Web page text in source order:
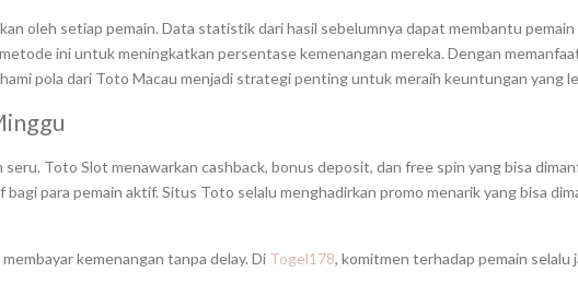
oleh setiap pemain. Data statistik dari hasil sebelumnya dapat membantu
ini untuk meningkatkan persentase kemenangan mereka. Dengan
pola dari Toto Macau menjadi strategi penting untuk meraih keuntungan yang
Toto Slot menawarkan cashback, bonus deposit, dan free spin yang bisa
para pemain aktif. Situs Toto selalu menghadirkan promo menarik yang bisa
kemenangan tanpa delay. Di Togel178, komitmen terhadap pemain